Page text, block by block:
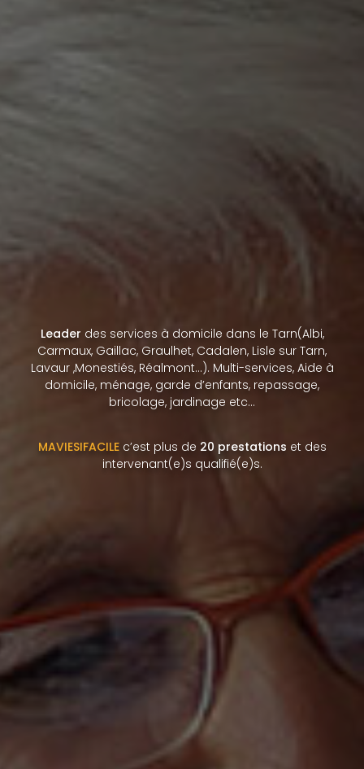
Leader des services à domicile dans le Tarn(Albi,
Carmaux, Gaillac, Graulhet, Cadalen, Lisle sur Tarn,
Lavaur ,Monestiés, Réalmont…). Multi-services, Aide à
domicile, ménage, garde d’enfants, repassage,
bricolage, jardinage etc…
MAVIESIFACILEc’est plus de 20 prestations et des
intervenant(e)s qualifié(e)s.